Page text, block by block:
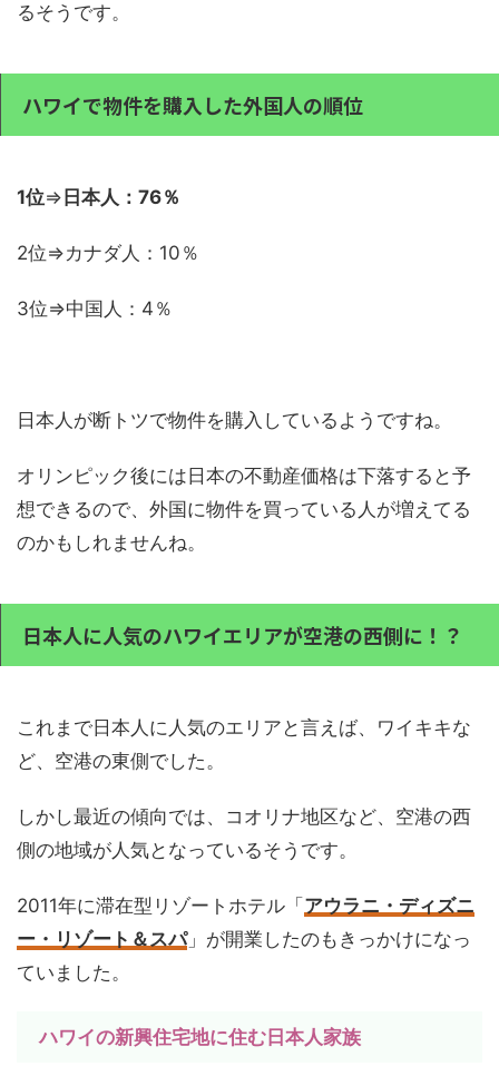
るそうです。
ハワイで物件を購入した外国人の順位
1位⇒ 日本人：76％
2位⇒カナダ人：10％
3位⇒中国人：4％
日本人が断トツで物件を購入しているようですね。
オリンピック後には日本の不動産価格は下落すると予
想できるので、外国に物件を買っている人が増えてる
のかもしれませんね。
日本人に人気のハワイエリアが空港の西側に！？
これまで日本人に人気のエリアと言えば、ワイキキな
ど、空港の東側でした。
しかし最近の傾向では、コオリナ地区など、空港の西
側の地域が人気となっているそうです。
2011年に滞在型リゾートホテル「 アウラニ・ディズニ
ー・リゾート＆スパ」が開業したのもきっかけになっ
ていました。
ハワイの新興住宅地に住む日本人家族